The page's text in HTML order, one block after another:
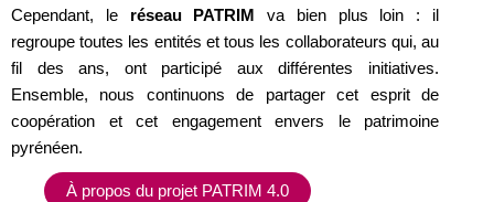
Cependant, le réseau PATRIM
va bien plus loin : il
regroupe toutes les entités et tous les collaborateurs qui, au
fil des ans, ont participé aux différentes initiatives.
Ensemble, nous continuons de partager cet esprit de
coopération et cet engagement envers le patrimoine
pyrénéen.
À propos du projet PATRIM 4.0